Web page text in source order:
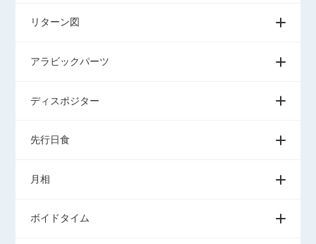
リターン図
アラビックパーツ
ディスポジター
先行日食
月相
ボイドタイム